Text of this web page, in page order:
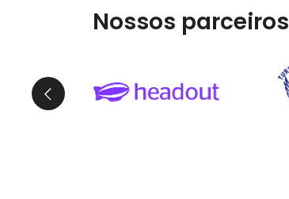
Nossos parceiros